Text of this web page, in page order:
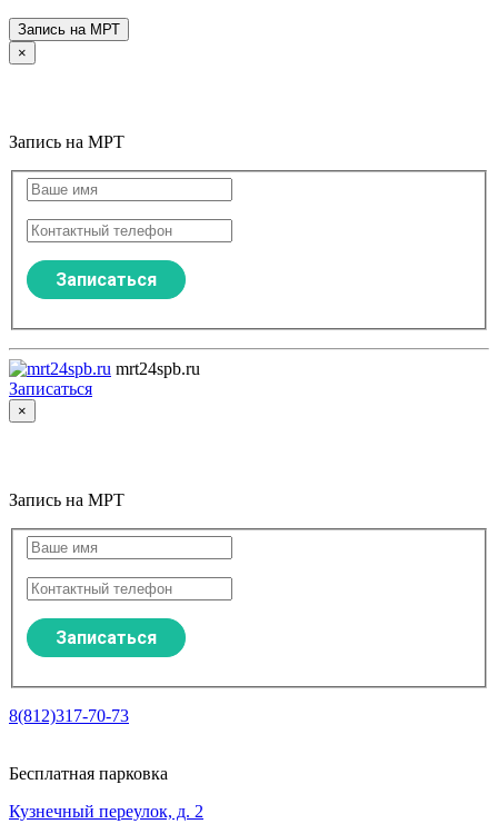
Запись на МРТ
×
Запись на МРТ
mrt24spb.ru
Записаться
×
Запись на МРТ
8(812)317-70-73
Бесплатная парковка
Кузнечный переулок, д. 2